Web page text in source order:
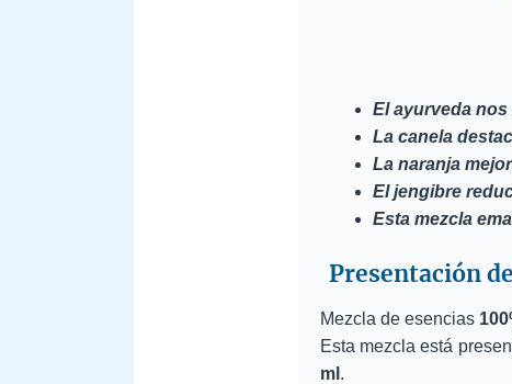
El ayurveda
La canela
La naranja
El jengibre
Esta mezcla
Presentación
Mezcla de esencias
Esta mezcla está
ml .